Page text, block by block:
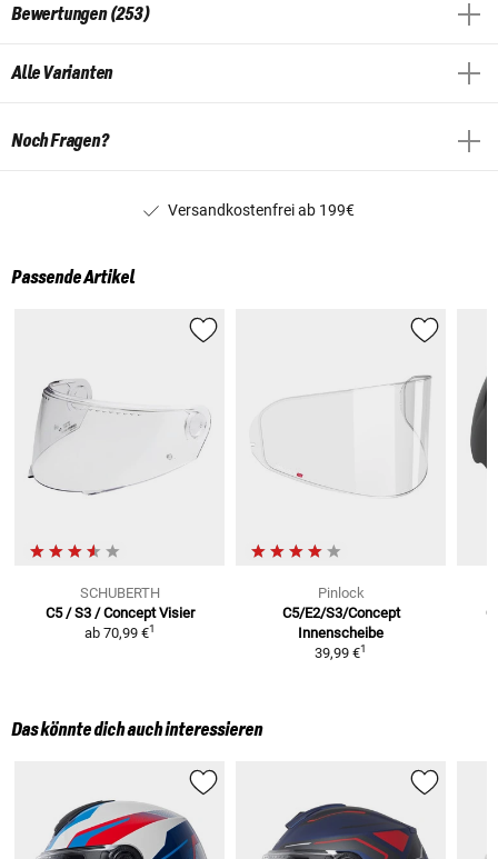
Bewertungen (253)
Alle Varianten
Noch Fragen?
Versandkostenfrei ab 199€
Passende Artikel
SCHUBERTH
C5 / S3 / Concept Visier
ab 70,99 €1
Pinlock
C5/E2/S3/Concept
Innenscheibe
39,99 €1
Das könnte dich auch interessieren